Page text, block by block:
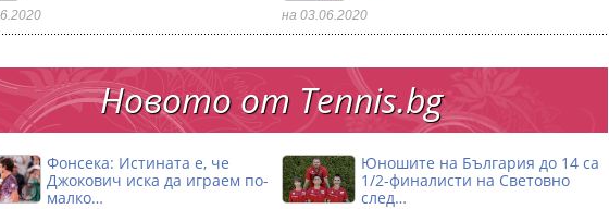
на 03.06.2020
Новото от Тennis.bg
Фонсека: Истината е, че
Джокович иска да играем по-
малко…
Юношите на България до 14 са
1/2-финалисти на Световно
след…